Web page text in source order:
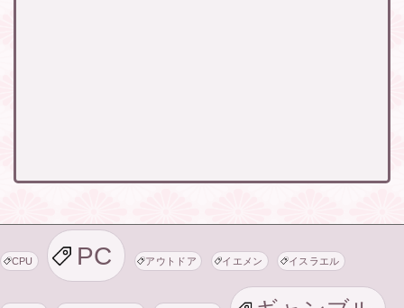
CPU PC アウトドア イエメン イスラエル